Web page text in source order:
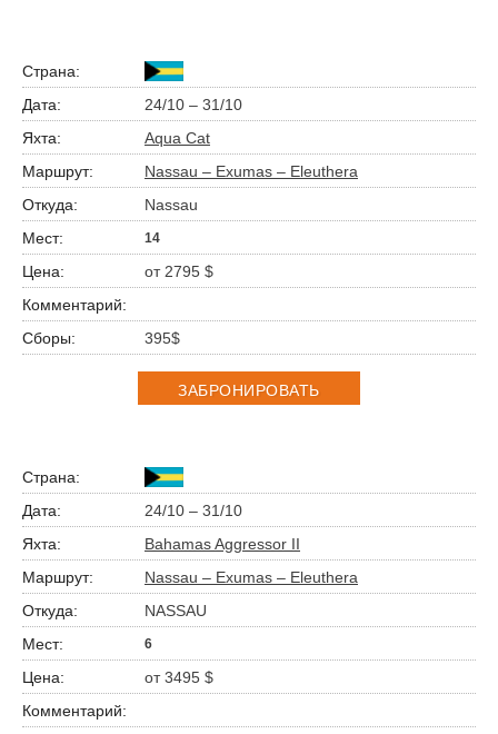
24/10 – 31/10
Aqua Cat
Nassau – Exumas – Eleuthera
Nassau
14
от 2795 $
395$
ЗАБРОНИРОВАТЬ
24/10 – 31/10
Bahamas Aggressor II
Nassau – Exumas – Eleuthera
NASSAU
6
от 3495 $